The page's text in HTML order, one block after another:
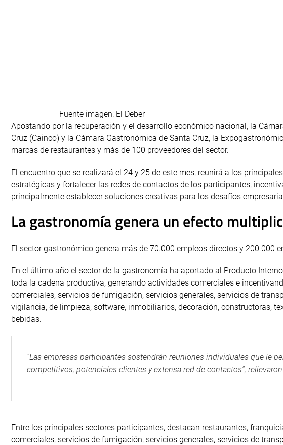
Fuente imagen: El Deber
Apostando por la recuperación y el desarrollo económico nacional, la
Cruz (Cainco) y la Cámara Gastronómica de Santa Cruz, la
marcas de restaurantes y más de 100 proveedores del sector.
El encuentro que se realizará el 24 y 25 de este mes, reunirá a los
estratégicas y fortalecer las redes de contactos de los participantes,
principalmente establecer soluciones creativas para los desafíos
La gastronomía genera un efecto
El sector gastronómico genera más de 70.000 empleos directos y 200.000
En el último año el sector de la gastronomía ha aportado al Producto
toda la cadena productiva, generando actividades comerciales e
comerciales, servicios de fumigación, servicios generales, servicios de
vigilancia, de limpieza, software, inmobiliarios, decoración, constructoras,
bebidas.
“Las empresas participantes sostendrán reuniones individuales que le
competitivos, potenciales clientes y extensa red de contactos”,
Entre los principales sectores participantes, destacan restaurantes,
comerciales, servicios de fumigación, servicios generales, servicios de